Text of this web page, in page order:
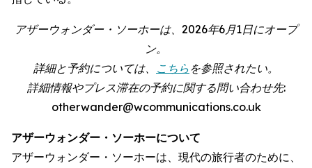
アザーウォンダー・ソーホーは、2026年6月1日にオープ
ン。
詳細と予約については、 こちら を参照されたい。
詳細情報やプレス滞在の予約に関する問い合わせ先:
otherwander@wcommunications.co.uk
アザーウォンダー・ソーホーについて
アザーウォンダー・ソーホーは、現代の旅行者のために、